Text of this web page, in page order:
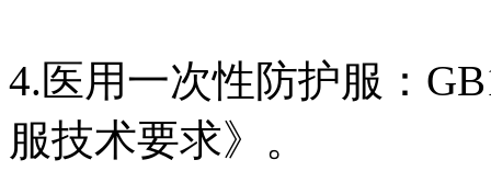
4.医用一次性防护服：
服技术要求》。